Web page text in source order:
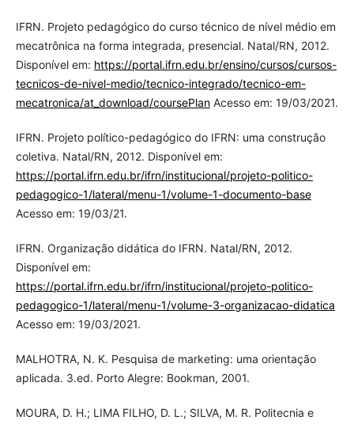
IFRN. Projeto pedagógico do curso técnico de nível médio em
mecatrônica na forma integrada, presencial. Natal/RN, 2012.
Disponível em: https://portal.ifrn.edu.br/ensino/cursos/cursos-
tecnicos-de-nivel-medio/tecnico-integrado/tecnico-em-
mecatronica/at_download/coursePlanAcesso em: 19/03/2021.
IFRN. Projeto político-pedagógico do IFRN: uma construção
coletiva. Natal/RN, 2012. Disponível em:
https://portal.ifrn.edu.br/ifrn/institucional/projeto-politico-
pedagogico-1/lateral/menu-1/volume-1-documento-base
Acesso em: 19/03/21.
IFRN. Organização didática do IFRN. Natal/RN, 2012.
Disponível em:
https://portal.ifrn.edu.br/ifrn/institucional/projeto-politico-
pedagogico-1/lateral/menu-1/volume-3-organizacao-didatica
Acesso em: 19/03/2021.
MALHOTRA, N. K. Pesquisa de marketing: uma orientação
aplicada. 3.ed. Porto Alegre: Bookman, 2001.
MOURA, D. H.; LIMA FILHO, D. L.; SILVA, M. R. Politecnia e